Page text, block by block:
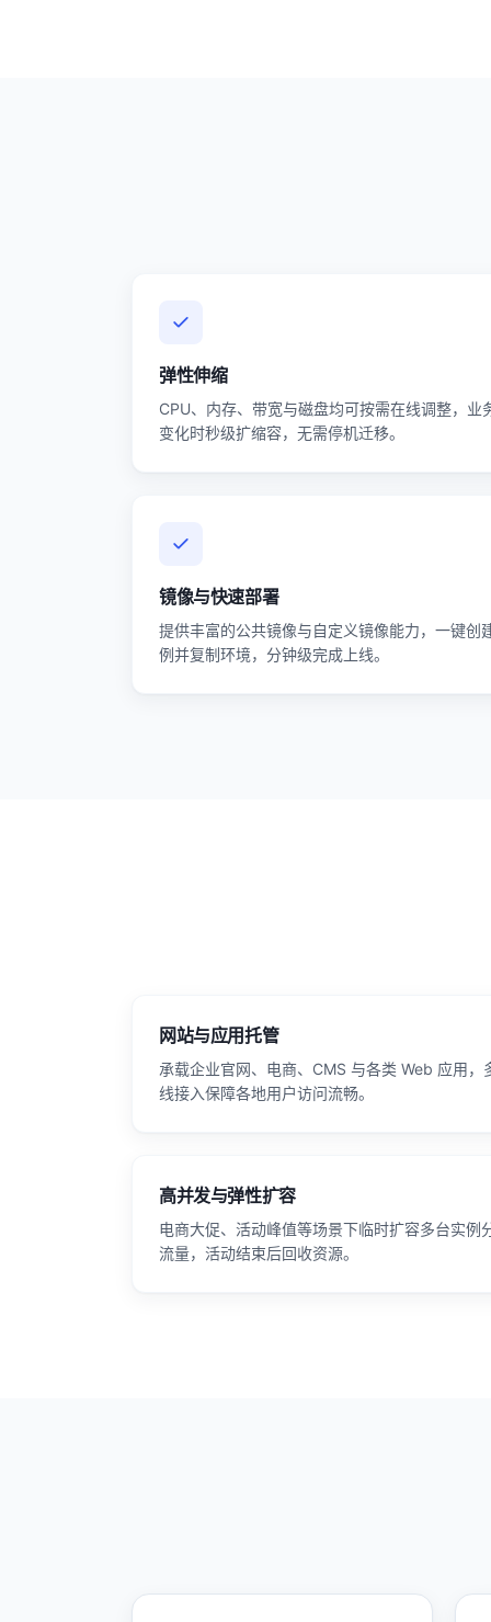
弹性伸缩
CPU、内存、带宽与磁盘均可按需在线调整，业
变化时秒级扩缩容，无需停机迁移。
镜像与快速部署
提供丰富的公共镜像与自定义镜像能力，一键创
例并复制环境，分钟级完成上线。
网站与应用托管
承载企业官网、电商、CMS 与各类 Web 应用，
线接入保障各地用户访问流畅。
高并发与弹性扩容
电商大促、活动峰值等场景下临时扩容多台实例
流量，活动结束后回收资源。